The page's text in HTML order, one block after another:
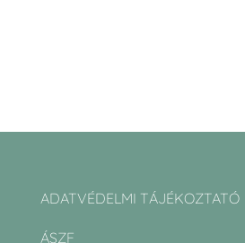
ADATVÉDELMI TÁJÉKOZTATÓ
ÁSZF